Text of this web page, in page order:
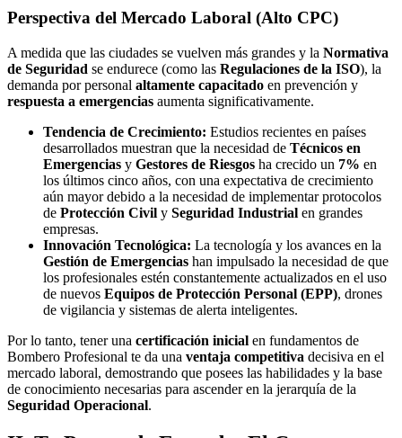
Perspectiva del Mercado Laboral (Alto CPC)
A medida que las ciudades se vuelven más grandes y la Normativa
de Seguridad se endurece (como las Regulaciones de la ISO), la
demanda por personal altamente capacitado en prevención y
respuesta a emergencias aumenta significativamente.
Tendencia de Crecimiento: Estudios recientes en países
desarrollados muestran que la necesidad de Técnicos en
Emergencias y Gestores de Riesgos ha crecido un 7% en
los últimos cinco años, con una expectativa de crecimiento
aún mayor debido a la necesidad de implementar protocolos
de Protección Civil y Seguridad Industrial en grandes
empresas.
Innovación Tecnológica: La tecnología y los avances en la
Gestión de Emergencias han impulsado la necesidad de que
los profesionales estén constantemente actualizados en el uso
de nuevos Equipos de Protección Personal (EPP), drones
de vigilancia y sistemas de alerta inteligentes.
Por lo tanto, tener una certificación inicial en fundamentos de
Bombero Profesional te da una ventaja competitiva decisiva en el
mercado laboral, demostrando que posees las habilidades y la base
de conocimiento necesarias para ascender en la jerarquía de la
Seguridad Operacional.